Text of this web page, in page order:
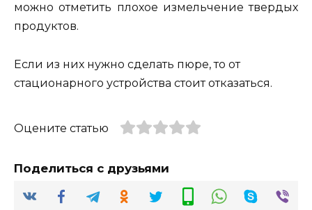
можно отметить плохое измельчение твердых
продуктов.
Если из них нужно сделать пюре, то от
стационарного устройства стоит отказаться.
Оцените статью
Поделиться с друзьями